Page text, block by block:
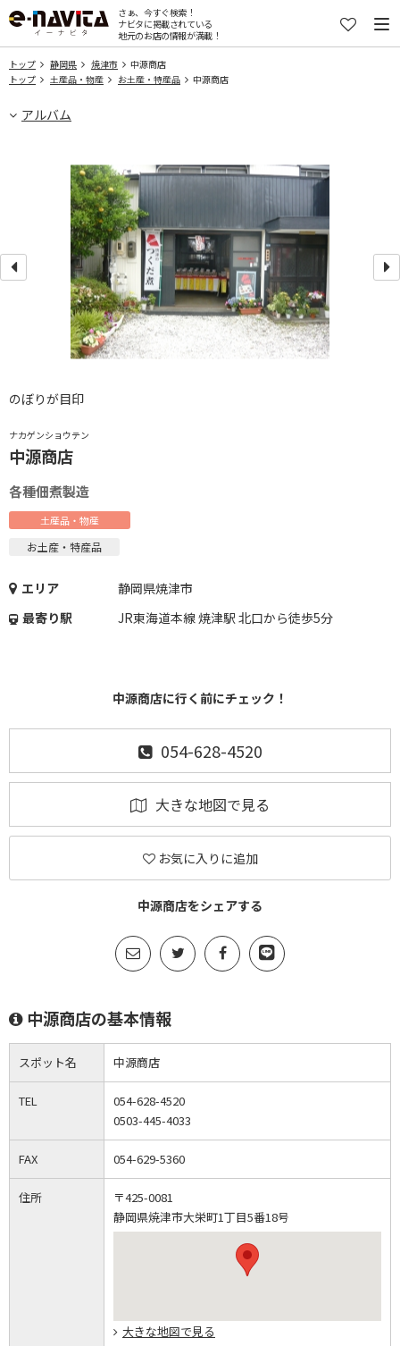
さぁ、今すぐ検索！
ナビタに掲載されている
地元のお店の情報が満載！
トップ 静岡県 焼津市
中源商店
トップ
土産品・物産 お土産・特産品 中源商店
アルバム
ナカゲンショウテン
中源商店
各種佃煮製造
土産品・物産
お土産・特産品
エリア
静岡県焼津市
最寄り駅
JR東海道本線 焼津駅 北口から徒歩5分
中源商店に行く前にチェック！
054-628-4520
大きな地図で見る
お気に入りに追加
中源商店をシェアする
のぼりが目印
中源商店の基本情報
スポット名 中源商店
TEL
054-628-4520
0503-445-4033
FAX 054-629-5360
住所
〒425-0081
静岡県焼津市大栄町1丁目5番18号
大きな地図で見る